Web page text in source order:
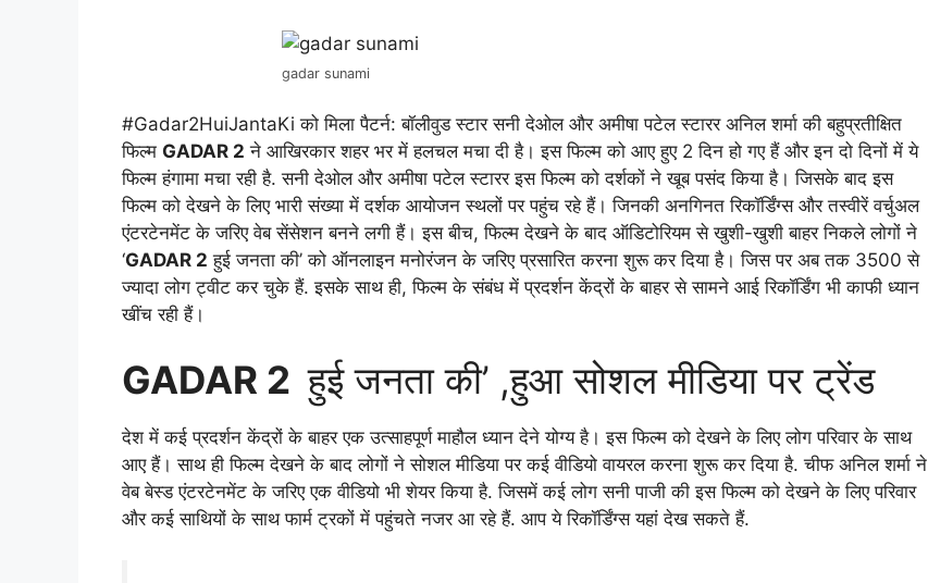
gadar sunami
#Gadar2HuiJantaKi को मिला पैटर्न: बॉलीवुड स्टार सनी देओल और अमीषा पटेल स्टारर अनिल शर्मा की बहुप्रतीक्षित
फिल्म GADAR 2 ने आखिरकार शहर भर में हलचल मचा दी है। इस फिल्म को आए हुए 2 दिन हो गए हैं और इन दो दिनों में ये
फिल्म हंगामा मचा रही है. सनी देओल और अमीषा पटेल स्टारर इस फिल्म को दर्शकों ने खूब पसंद किया है। जिसके बाद इस
फिल्म को देखने के लिए भारी संख्या में दर्शक आयोजन स्थलों पर पहुंच रहे हैं। जिनकी अनगिनत रिकॉर्डिंग्स और तस्वीरें वर्चुअल
एंटरटेनमेंट के जरिए वेब सेंसेशन बनने लगी हैं। इस बीच, फिल्म देखने के बाद ऑडिटोरियम से खुशी-खुशी बाहर निकले लोगों ने
‘GADAR 2 हुई जनता की’ को ऑनलाइन मनोरंजन के जरिए प्रसारित करना शुरू कर दिया है। जिस पर अब तक 3500 से
ज्यादा लोग ट्वीट कर चुके हैं. इसके साथ ही, फिल्म के संबंध में प्रदर्शन केंद्रों के बाहर से सामने आई रिकॉर्डिंग भी काफी ध्यान
खींच रही हैं।
GADAR 2हुई जनता की’ ,हुआ सोशल मीडिया पर ट्रेंड
देश में कई प्रदर्शन केंद्रों के बाहर एक उत्साहपूर्ण माहौल ध्यान देने योग्य है। इस फिल्म को देखने के लिए लोग परिवार के साथ
आए हैं। साथ ही फिल्म देखने के बाद लोगों ने सोशल मीडिया पर कई वीडियो वायरल करना शुरू कर दिया है. चीफ अनिल शर्मा ने
वेब बेस्ड एंटरटेनमेंट के जरिए एक वीडियो भी शेयर किया है. जिसमें कई लोग सनी पाजी की इस फिल्म को देखने के लिए परिवार
और कई साथियों के साथ फार्म ट्रकों में पहुंचते नजर आ रहे हैं. आप ये रिकॉर्डिंग्स यहां देख सकते हैं.